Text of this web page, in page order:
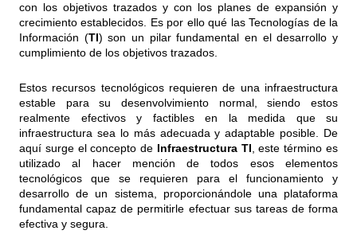
con los objetivos trazados y con los planes de expansión y
crecimiento establecidos. Es por ello qué las Tecnologías de la
Información (TI) son un pilar fundamental en el desarrollo y
cumplimiento de los objetivos trazados.
Estos recursos tecnológicos requieren de una infraestructura
estable para su desenvolvimiento normal, siendo estos
realmente efectivos y factibles en la medida que su
infraestructura sea lo más adecuada y adaptable posible. De
aquí surge el concepto de Infraestructura TI, este término es
utilizado al hacer mención de todos esos elementos
tecnológicos que se requieren para el funcionamiento y
desarrollo de un sistema, proporcionándole una plataforma
fundamental capaz de permitirle efectuar sus tareas de forma
efectiva y segura.